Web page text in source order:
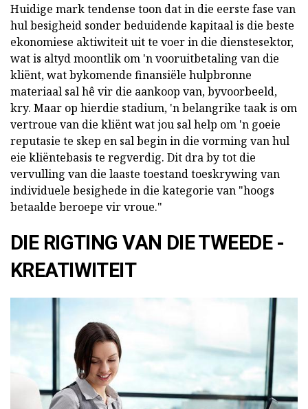
Huidige mark tendense toon dat in die eerste fase van
hul besigheid sonder beduidende kapitaal is die beste
ekonomiese aktiwiteit uit te voer in die dienstesektor,
wat is altyd moontlik om 'n vooruitbetaling van die
kliënt, wat bykomende finansiële hulpbronne
materiaal sal hê vir die aankoop van, byvoorbeeld,
kry. Maar op hierdie stadium, 'n belangrike taak is om
vertroue van die kliënt wat jou sal help om 'n goeie
reputasie te skep en sal begin in die vorming van hul
eie kliëntebasis te regverdig. Dit dra by tot die
vervulling van die laaste toestand toeskrywing van
individuele besighede in die kategorie van "hoogs
betaalde beroepe vir vroue."
DIE RIGTING VAN DIE TWEEDE -
KREATIWITEIT